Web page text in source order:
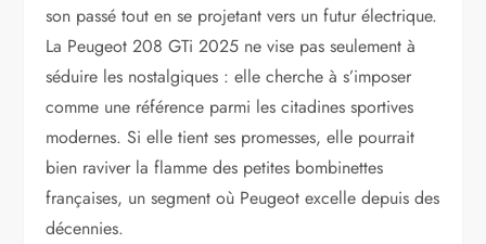
son passé tout en se projetant vers un futur électrique.
La Peugeot 208 GTi 2025 ne vise pas seulement à
séduire les nostalgiques : elle cherche à s’imposer
comme une référence parmi les citadines sportives
modernes. Si elle tient ses promesses, elle pourrait
bien raviver la flamme des petites bombinettes
françaises, un segment où Peugeot excelle depuis des
décennies.